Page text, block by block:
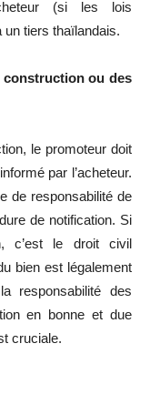
(si les lois
tiers thaïlandais.
construction ou des
le promoteur doit
par l’acheteur.
de responsabilité de
de notification. Si
c’est le droit civil
bien est légalement
responsabilité des
en bonne et due
cruciale.